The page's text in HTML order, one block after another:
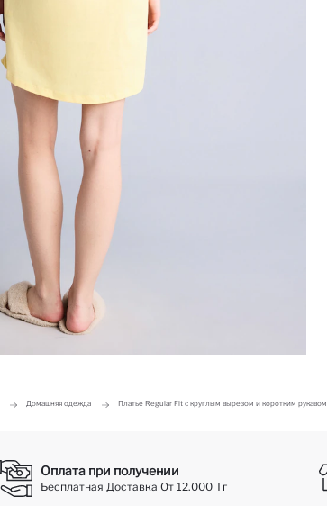
Домашняя одежда Платье Regular Fit с круглым вырезом и коротким рукавом
Оплата при получении
Бесплатная Доставка От 12.000 Тг